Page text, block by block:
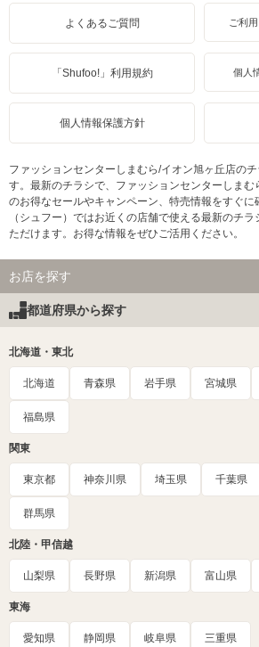
よくあるご質問 ご利
「Shufoo!」利用規約 個人
個人情報保護方針
ファッションセンターしまむら/イオン旭ヶ丘店の
す。最新のチラシで、ファッションセンターしまむ
のお得なセールやキャンペーン、特売情報をすぐ
（シュフー）ではお近くの店舗で使える最新のチ
ただけます。お得な情報をぜひご活用ください。
お店を探す
都道府県から探す
北海道・東北
北海道 青森県 岩手県 宮城県
福島県
関東
東京都 神奈川県 埼玉県 千葉県
群馬県
北陸・甲信越
山梨県 長野県 新潟県 富山県
東海
愛知県 静岡県 岐阜県 三重県